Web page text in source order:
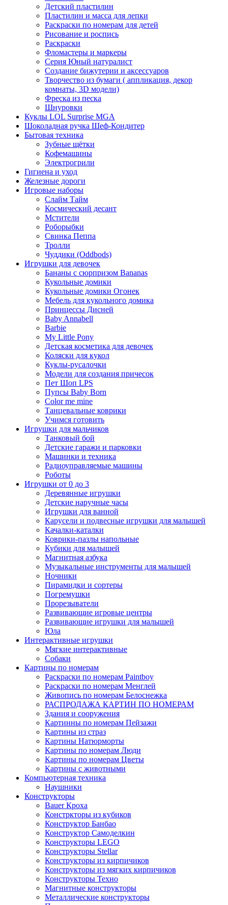
Детский пластилин
Пластилин и масса для лепки
Раскраски по номерам для детей
Рисование и роспись
Раскраски
Фломастеры и маркеры
Серия Юный натуралист
Создание бижутерии и аксессуаров
Творчество из бумаги ( аппликация, декор
комнаты, 3D модели)
Фреска из песка
Шнуровки
Куклы LOL Surprise MGA
Шоколадная ручка Шеф-Кондитер
Бытовая техника
Зубные щётки
Кофемашины
Электрогрили
Гигиена и уход
Железные дороги
Игровые наборы
Слайм Тайм
Космический десант
Мстители
Роборыбки
Свинка Пеппа
Тролли
Чуддики (Oddbods)
Игрушки для девочек
Бананы с сюрпризом Bananas
Кукольные домики
Кукольные домики Огонек
Мебель для кукольного домика
Принцессы Дисней
Baby Annabell
Barbie
My Little Pony
Детская косметика для девочек
Коляски для кукол
Куклы-русалочки
Модели для создания причесок
Пет Шоп LPS
Пупсы Baby Born
Сolor me mine
Танцевальные коврики
Учимся готовить
Игрушки для мальчиков
Танковый бой
Детские гаражи и парковки
Машинки и техника
Радиоуправляемые машины
Роботы
Игрушки от 0 до 3
Деревянные игрушки
Детские наручные часы
Игрушки для ванной
Карусели и подвесные игрушки для малышей
Качалки-каталки
Коврики-пазлы напольные
Кубики для малышей
Магнитная азбука
Музыкальные инструменты для малышей
Ночники
Пирамидки и сортеры
Погремушки
Прорезыватели
Развивающие игровые центры
Развивающие игрушки для малышей
Юла
Интерактивные игрушки
Мягкие интерактивные
Собаки
Картины по номерам
Раскраски по номерам Paintboy
Раскраски по номерам Менглей
Живопись по номерам Белоснежка
РАСПРОДАЖА КАРТИН ПО НОМЕРАМ
Здания и сооружения
Картинны по номерам Пейзажи
Картины из страз
Картины Натюрморты
Картины по номерам Люди
Картины по номерам Цветы
Картины с животными
Компьютерная техника
Наушники
Конструкторы
Bauer Кроха
Констркторы из кубиков
Конструктор Банбао
Конструктор Самоделкин
Конструкторы LEGO
Конструкторы Stellar
Конструкторы из кирпичиков
Конструкторы из мягких кирпичиков
Конструкторы Техно
Магнитные конструкторы
Металлические конструкторы